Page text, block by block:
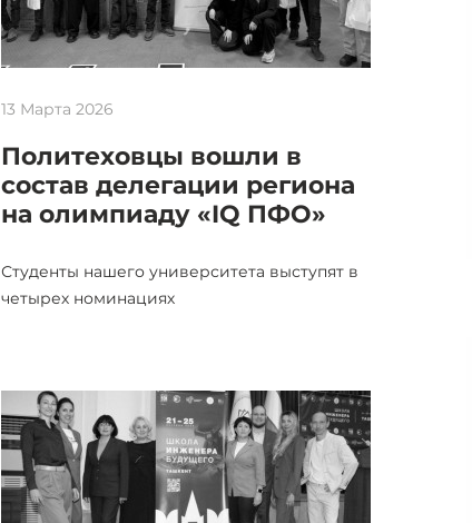
13 Марта 2026
Политеховцы вошли в
состав делегации региона
на олимпиаду «IQ ПФО»
Студенты нашего университета выступят в
четырех номинациях